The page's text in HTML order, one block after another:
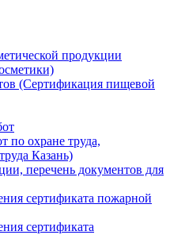
продукции
(Сертификация пищевой
по охране труда,
Казань)
перечень документов для
сертификата пожарной
сертификата